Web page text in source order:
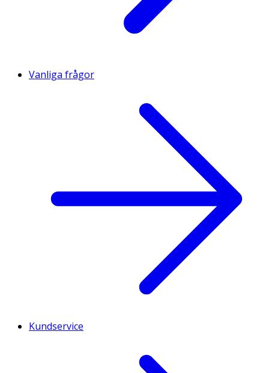
Vanliga frågor
Kundservice